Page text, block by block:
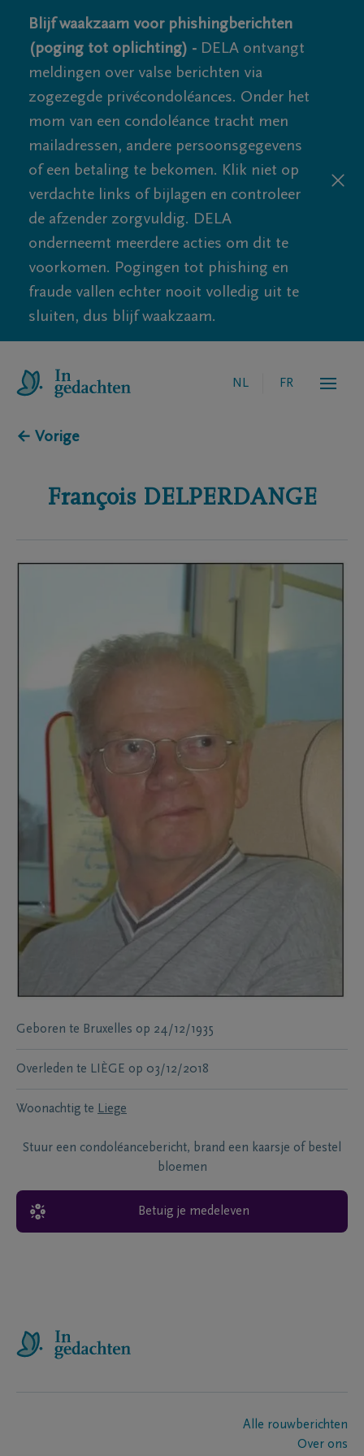
Blijf waakzaam voor phishingberichten
(poging tot oplichting) - DELA ontvangt
meldingen over valse berichten via
zogezegde privécondoléances. Onder het
mom van een condoléance tracht men
mailadressen, andere persoonsgegevens
of een betaling te bekomen. Klik niet op
verdachte links of bijlagen en controleer
de afzender zorgvuldig. DELA
onderneemt meerdere acties om dit te
voorkomen. Pogingen tot phishing en
fraude vallen echter nooit volledig uit te
sluiten, dus blijf waakzaam.
NL FR
← Vorige
François DELPERDANGE
Geboren te Bruxelles op 24/12/1935
Overleden te LIÈGE op 03/12/2018
Woonachtig te Liege
Stuur een condoléancebericht, brand een kaarsje of bestel
bloemen
Betuig je medeleven
Alle rouwberichten
Over ons